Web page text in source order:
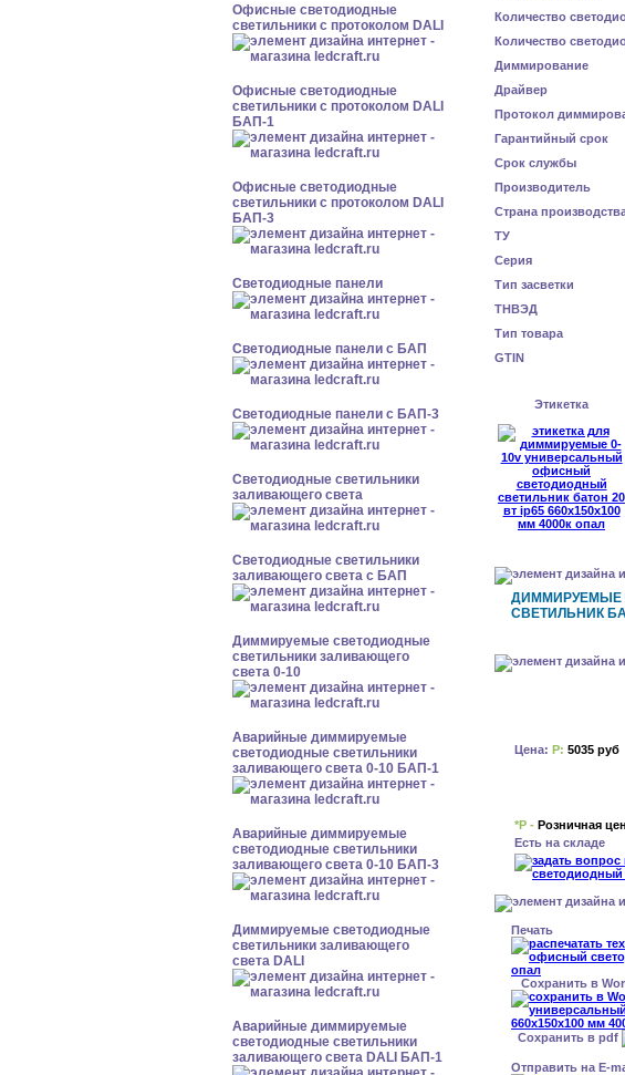
Офисные светодиодные
светильники с протоколом DALI
Офисные светодиодные
светильники с протоколом DALI
БАП-1
Офисные светодиодные
светильники с протоколом DALI
БАП-3
Cветодиодные панели
Cветодиодные панели с БАП
Cветодиодные панели с БАП-3
Светодиодные светильники
заливающего света
Светодиодные светильники
заливающего света с БАП
Диммируемые светодиодные
светильники заливающего
света 0-10
Аварийные диммируемые
светодиодные светильники
заливающего света 0-10 БАП-1
Аварийные диммируемые
светодиодные светильники
заливающего света 0-10 БАП-3
Диммируемые светодиодные
светильники заливающего
света DALI
Аварийные диммируемые
светодиодные светильники
заливающего света DALI БАП-1
Количество
Количество
Диммирование
Драйвер
Протокол
Гарантийный срок
Срок службы
Производитель
Страна
ТУ
Серия
Тип засветки
ТНВЭД
Тип товара
GTIN
Этикетка
ДИММИРУЕМЫЕ
СВЕТИЛЬНИК
Цена: Р: 5035 руб
*Р - Розничная
Есть на складе
Печать
Сохранить в
Сохранить в pdf
Отправить на E-